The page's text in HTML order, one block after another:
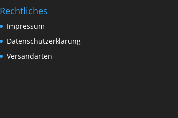
Rechtliches
Impressum
Datenschutzerklärung
Versandarten